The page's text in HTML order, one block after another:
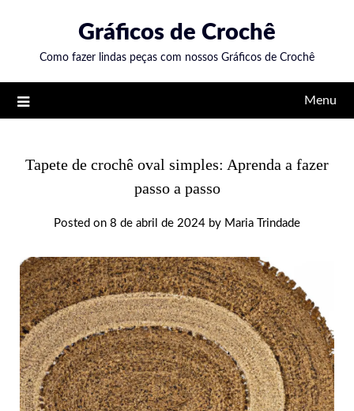
content
Gráficos de Crochê
Como fazer lindas peças com nossos Gráficos de Crochê
Menu
Tapete de crochê oval simples: Aprenda a fazer
passo a passo
Posted on 8 de abril de 2024 by Maria Trindade